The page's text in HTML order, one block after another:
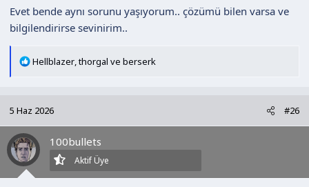
Evet bende aynı sorunu yaşıyorum.. çözümü bilen varsa ve
bilgilendirirse sevinirim..
T
l
e
r
Hellblazer ,thorgal ve berserk
5 Haz 2026 #26
100bullets
Aktif Üye